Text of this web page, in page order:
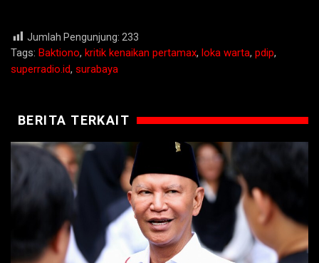
Jumlah Pengunjung: 233
Tags: Baktiono, kritik kenaikan pertamax, loka warta, pdip,
superradio.id, surabaya
BERITA TERKAIT